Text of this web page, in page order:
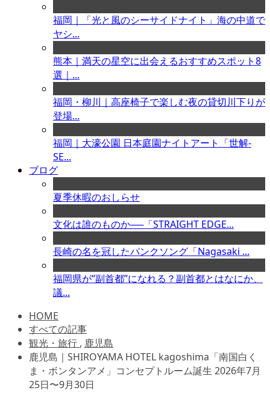
福岡｜「光と風のシーサイドナイト」海の中道で
ヤシ...
熊本｜満天の星空に出会えるおすすめスポット8
選｜...
福岡・柳川｜高座椅子で楽しむ夜の貸切川下りが
登場...
福岡｜大濠公園 日本庭園ナイトアート「世解-
SE...
ブログ
夏季休暇のおしらせ
文化は誰のものか──「STRAIGHT EDGE...
長崎の名を冠したパンクソング「Nagasaki ...
福岡県が“副首都”になれる？副首都とはなにか、
議...
HOME
すべての記事
観光・旅行 , 鹿児島
鹿児島｜SHIROYAMA HOTEL kagoshima「南国白く
ま・ボンタンアメ」コンセプトルーム誕生 2026年7月
25日〜9月30日